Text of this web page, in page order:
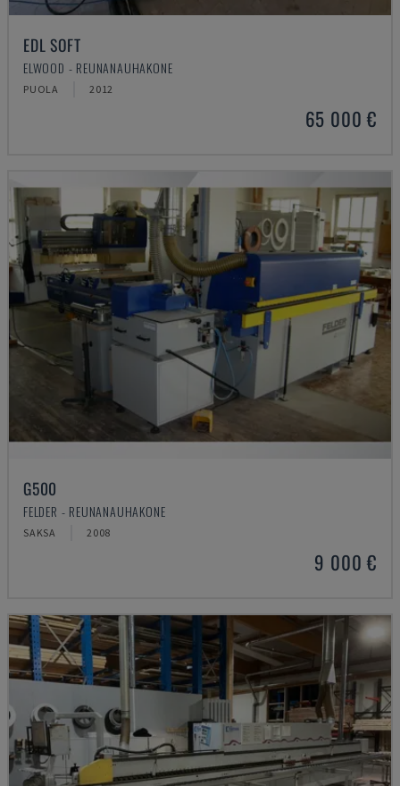
EDL SOFT
ELWOOD - REUNANAUHAKONE
PUOLA 2012
65 000 €
G500
FELDER - REUNANAUHAKONE
SAKSA 2008
9 000 €